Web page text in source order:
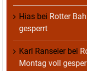
Hias bei Rotter
gesperrt
Karl Ranseierbei
Montag voll